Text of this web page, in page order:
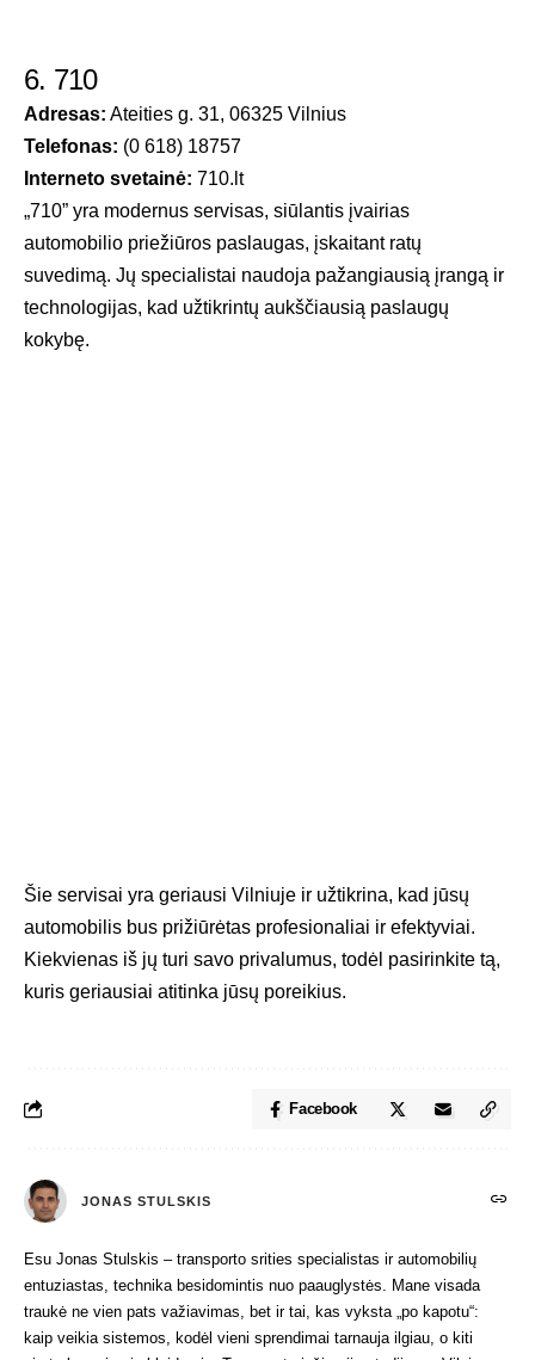
6. 710
Adresas: Ateities g. 31, 06325 Vilnius
Telefonas: (0 618) 18757
Interneto svetainė: 710.lt
„710” yra modernus servisas, siūlantis įvairias
automobilio priežiūros paslaugas, įskaitant ratų
suvedimą. Jų specialistai naudoja pažangiausią įrangą ir
technologijas, kad užtikrintų aukščiausią paslaugų
kokybę.
Šie servisai yra geriausi Vilniuje ir užtikrina, kad jūsų
automobilis bus prižiūrėtas profesionaliai ir efektyviai.
Kiekvienas iš jų turi savo privalumus, todėl pasirinkite tą,
kuris geriausiai atitinka jūsų poreikius.
Facebook
JONAS STULSKIS
Esu Jonas Stulskis – transporto srities specialistas ir automobilių
entuziastas, technika besidomintis nuo paauglystės. Mane visada
traukė ne vien pats važiavimas, bet ir tai, kas vyksta „po kapotu“:
kaip veikia sistemos, kodėl vieni sprendimai tarnauja ilgiau, o kiti